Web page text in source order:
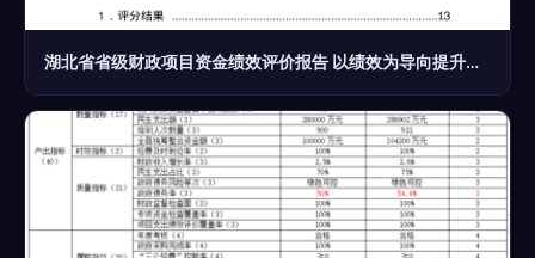
湖北省省级财政项目资金绩效评价报告 以绩效为导向提升财政资金使用效益